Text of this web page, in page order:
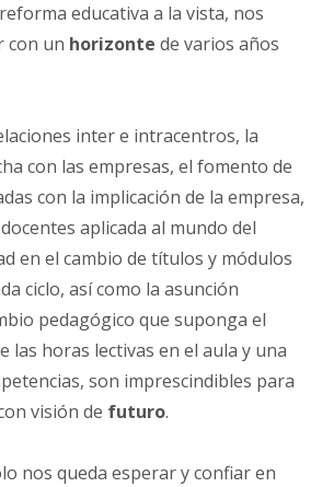
educativa a la vista, nos
con un horizonte de varios años
inter e intracentros, la
con las empresas, el fomento de
con la implicación de la empresa,
aplicada al mundo del
en el cambio de títulos y módulos
ciclo, así como la asunción
pedagógico que suponga el
las horas lectivas en el aula y una
son imprescindibles para
visión de futuro.
nos queda esperar y confiar en